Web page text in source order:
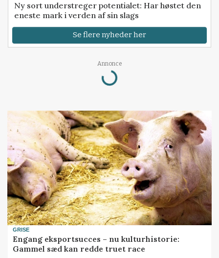
Ny sort understreger potentialet: Har høstet den
eneste mark i verden af sin slags
Se flere nyheder her
Annonce
Loading...
GRISE
Engang eksportsucces – nu kulturhistorie:
Gammel sæd kan redde truet race